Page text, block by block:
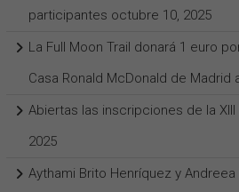
participantes octubre 10, 2025
La Full Moon Trail donará 1 euro
Casa Ronald McDonald de Madrid
Abiertas las inscripciones de la XIII
2025
Aythami Brito Henríquez y